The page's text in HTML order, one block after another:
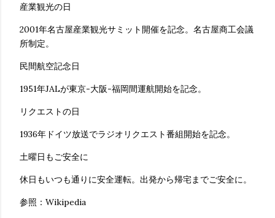
産業観光の日
2001年名古屋産業観光サミット開催を記念。名古屋商工会議
所制定。
民間航空記念日
1951年JALが東京-大阪-福岡間運航開始を記念。
リクエストの日
1936年ドイツ放送でラジオリクエスト番組開始を記念。
土曜日もご安全に
休日もいつも通りに安全運転。出発から帰宅までご安全に。
参照：Wikipedia